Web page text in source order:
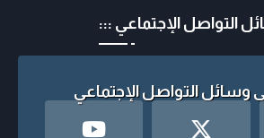
التواصل الإجتماعي :::
وسائل التواصل الإجتماعي